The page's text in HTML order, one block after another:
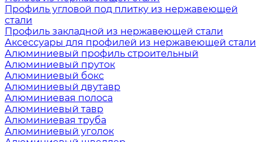
Профиль угловой под плитку из нержавеющей
стали
Профиль закладной из нержавеющей стали
Аксессуары для профилей из нержавеющей стали
Алюминиевый профиль строительный
Алюминиевый пруток
Алюминиевый бокс
Алюминиевый двутавр
Алюминиевая полоса
Алюминиевый тавр
Алюминиевая труба
Алюминиевый уголок